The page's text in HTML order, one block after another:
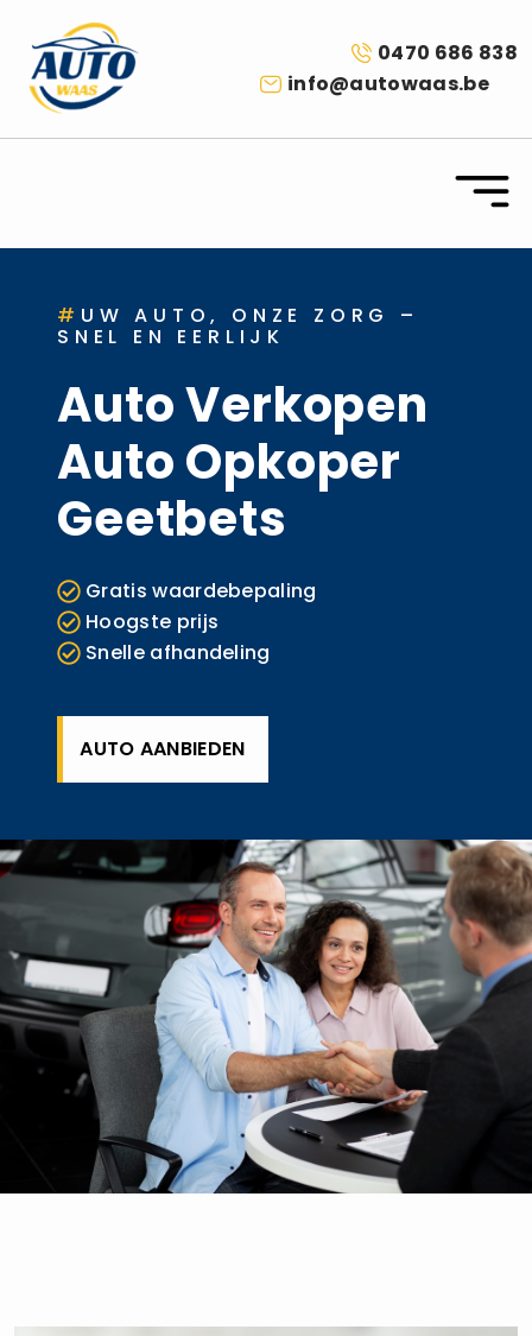
0470 686 838
info@autowaas.be
# UW AUTO, ONZE ZORG –
SNEL EN EERLIJK
Auto Verkopen
Auto Opkoper
Geetbets
Gratis waardebepaling
Hoogste prijs
Snelle afhandeling
AUTO AANBIEDEN